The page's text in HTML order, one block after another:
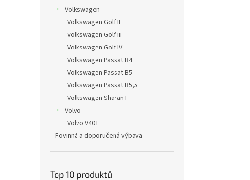
Volkswagen
Volkswagen Golf II
Volkswagen Golf III
Volkswagen Golf IV
Volkswagen Passat B4
Volkswagen Passat B5
Volkswagen Passat B5,5
Volkswagen Sharan I
Volvo
Volvo V40 I
Povinná a doporučená výbava
Top 10 produktů